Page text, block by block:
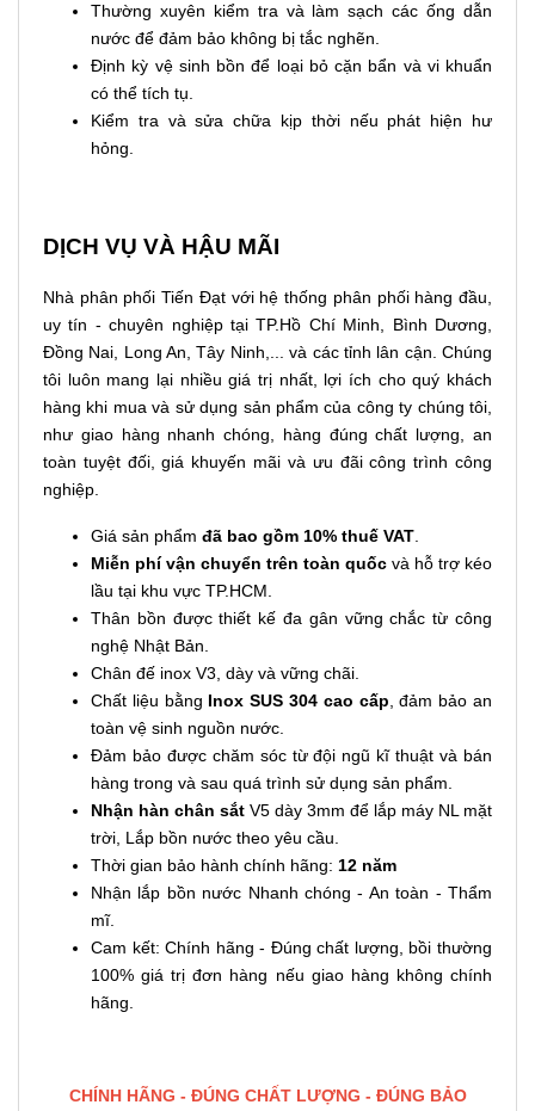
Thường xuyên kiểm tra và làm sạch các ống dẫn
nước để đảm bảo không bị tắc nghẽn.
Định kỳ vệ sinh bồn để loại bỏ cặn bẩn và vi khuẩn
có thể tích tụ.
Kiểm tra và sửa chữa kịp thời nếu phát hiện hư
hỏng.
DỊCH VỤ VÀ HẬU MÃI
Nhà phân phối Tiến Đạt với hệ thống phân phối hàng đầu,
uy tín - chuyên nghiệp tại TP.Hồ Chí Minh, Bình Dương,
Đồng Nai, Long An, Tây Ninh,... và các tỉnh lân cận. Chúng
tôi luôn mang lại nhiều giá trị nhất, lợi ích cho quý khách
hàng khi mua và sử dụng sản phẩm của công ty chúng tôi,
như giao hàng nhanh chóng, hàng đúng chất lượng, an
toàn tuyệt đối, giá khuyến mãi và ưu đãi công trình công
nghiệp.
Giá sản phẩm đã bao gồm 10% thuế VAT
Miễn phí vận chuyển trên toàn quốc và hỗ trợ kéo
lầu tại khu vực TP.HCM.
Thân bồn được thiết kế đa gân vững chắc từ công
nghệ Nhật Bản.
Chân đế inox V3, dày và vững chãi.
Chất liệu bằng Inox SUS 304 cao cấp , đảm bảo an
toàn vệ sinh nguồn nước.
Đảm bảo được chăm sóc từ đội ngũ kĩ thuật và bán
hàng trong và sau quá trình sử dụng sản phẩm.
Nhận hàn chân sắt V5 dày 3mm để lắp máy NL mặt
trời, Lắp bồn nước theo yêu cầu.
Thời gian bảo hành chính hãng: 12 năm
Nhận lắp bồn nước Nhanh chóng - An toàn - Thẩm
mĩ.
Cam kết: Chính hãng - Đúng chất lượng, bồi thường
100% giá trị đơn hàng nếu giao hàng không chính
hãng.
CHÍNH HÃNG - ĐÚNG CHẤT LƯỢNG - ĐÚNG BẢO